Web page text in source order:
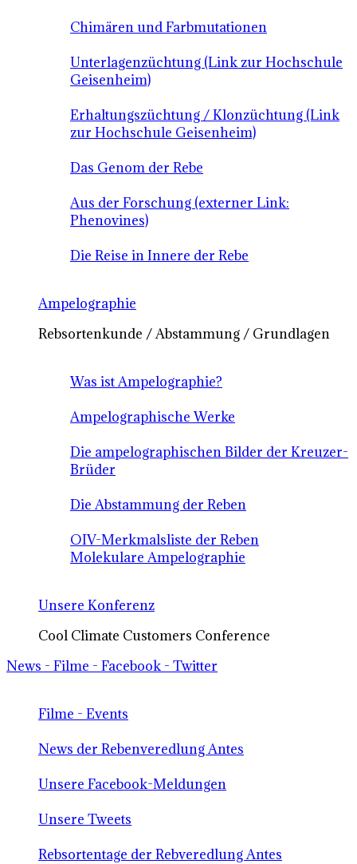
Chimären und Farbmutationen
Unterlagenzüchtung (Link zur Hochschule
Geisenheim)
Erhaltungszüchtung / Klonzüchtung (Link
zur Hochschule Geisenheim)
Das Genom der Rebe
Aus der Forschung (externer Link:
Phenovines)
Die Reise in Innere der Rebe
Ampelographie
Rebsortenkunde / Abstammung / Grundlagen
Was ist Ampelographie?
Ampelographische Werke
Die ampelographischen Bilder der Kreuzer-
Brüder
Die Abstammung der Reben
OIV-Merkmalsliste der Reben
Molekulare Ampelographie
Unsere Konferenz
Cool Climate Customers Conference
News - Filme - Facebook - Twitter
Filme - Events
News der Rebenveredlung Antes
Unsere Facebook-Meldungen
Unsere Tweets
Rebsortentage der Rebveredlung Antes